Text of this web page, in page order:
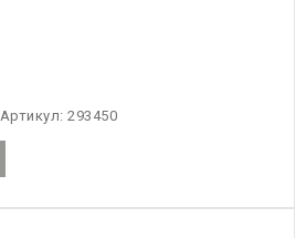
Артикул:293450